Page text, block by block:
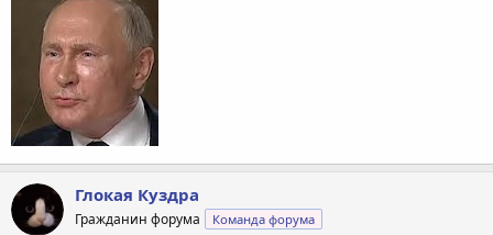
Глокая Куздра
Гражданин форума Команда форума